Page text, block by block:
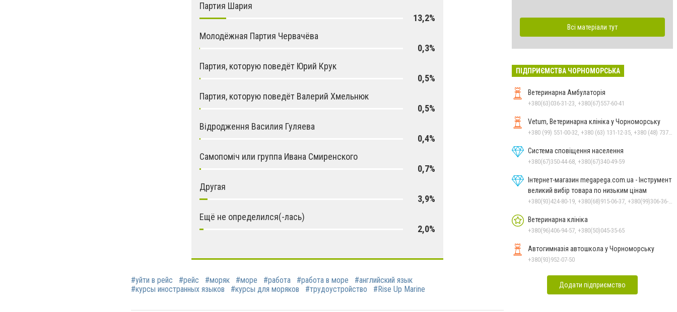
Партия Шария
13,2%
Молодёжная Партия Червачёва
0,3%
Партия, которую поведёт Юрий Крук
0,5%
Партия, которую поведёт Валерий Хмельнюк
0,5%
Відродження Василия Гуляева
0,4%
Самопоміч или группа Ивана Смиренского
0,7%
Другая
3,9%
Ещё не определился(-лась)
2,0%
#уйти в рейс #рейс #моряк #море #работа #работа в море
#английский язык
#курсы иностранных языков
#курсы для моряков #трудоустройство #Rise Up Marine
Всі матеріали тут
ПІДПРИЄМСТВА ЧОРНОМОРСЬКА
Ветеринарна Амбулаторія
+380(63)036-31-23, +380(67)557-60-41
Vetum, Ветеринарна клініка у Чорноморську
Система сповіщення населення
+380(67)350-44-68, +380(67)340-49-59
Інтернет-магазин megapega.com.ua - Інструмент
великий вибір товара по низьким цінам
Ветеринарна клініка
+380(96)406-94-57, +380(50)045-35-65
Автогимназія автошкола у Чорноморську
+380(93)952-07-50
Додати підприємство